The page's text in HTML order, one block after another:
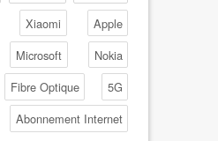
Xiaomi
Apple
Microsoft
Nokia
Fibre Optique
5G
Abonnement Internet